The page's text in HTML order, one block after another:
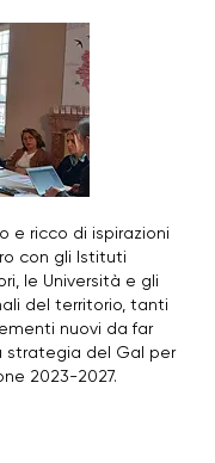
e ricco di ispirazioni
con gli Istituti
le Università e gli
del territorio, tanti
nuovi da far
strategia del Gal per
2023-2027.